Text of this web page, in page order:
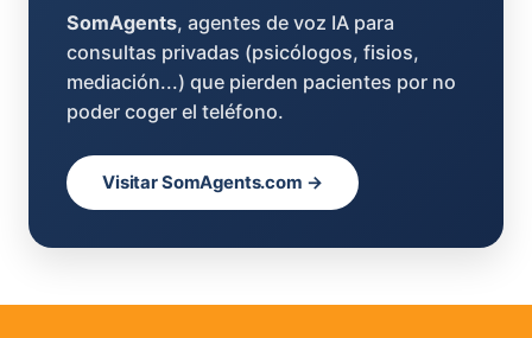
SomAgents, agentes de voz IA para
consultas privadas (psicólogos, fisios,
mediación...) que pierden pacientes por no
poder coger el teléfono.
Visitar SomAgents.com →